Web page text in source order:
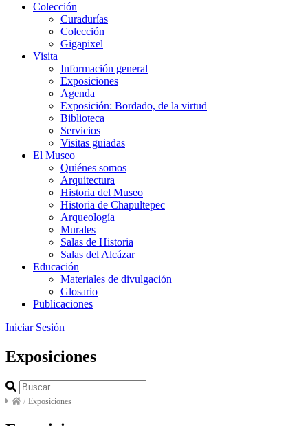
Colección
Curadurías
Colección
Gigapixel
Visita
Información general
Exposiciones
Agenda
Exposición: Bordado, de la virtud
Biblioteca
Servicios
Visitas guiadas
El Museo
Quiénes somos
Arquitectura
Historia del Museo
Historia de Chapultepec
Arqueología
Murales
Salas de Historia
Salas del Alcázar
Educación
Materiales de divulgación
Glosario
Publicaciones
Iniciar Sesión
Exposiciones
/ Exposiciones